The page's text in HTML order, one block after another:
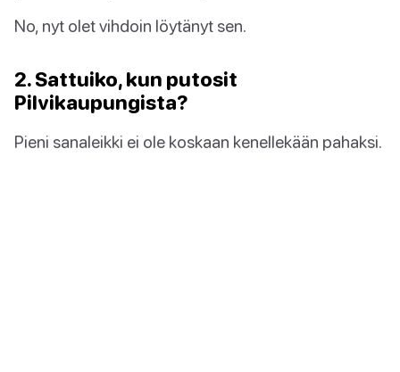
No, nyt olet vihdoin löytänyt sen.
2. Sattuiko, kun putosit
Pilvikaupungista?
Pieni sanaleikki ei ole koskaan kenellekään pahaksi.